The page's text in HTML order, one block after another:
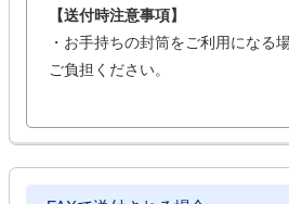
【送付時注意事項】
・お手持ちの封筒をご利用になる
ご負担ください。